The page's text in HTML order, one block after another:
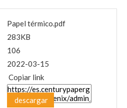
Papel térmico.pdf
283KB
106
2022-03-15
Copiar link
descargar